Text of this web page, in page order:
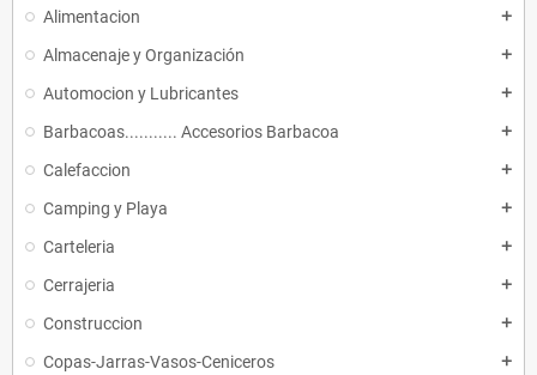
Alimentacion add
Almacenaje y Organización add
Automocion y Lubricantes add
Barbacoas........... Accesorios Barbacoa add
Calefaccion add
Camping y Playa add
Carteleria add
Cerrajeria add
Construccion add
Copas-Jarras-Vasos-Ceniceros add